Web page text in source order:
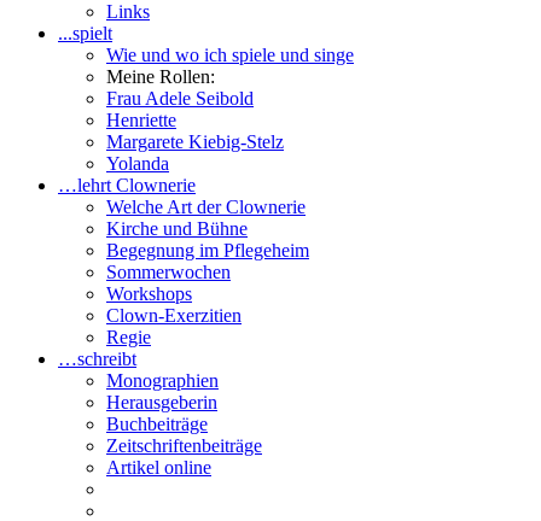
Links
...spielt
Wie und wo ich spiele und singe
Meine Rollen:
Frau Adele Seibold
Henriette
Margarete Kiebig-Stelz
Yolanda
…lehrt Clownerie
Welche Art der Clownerie
Kirche und Bühne
Begegnung im Pflegeheim
Sommerwochen
Workshops
Clown-Exerzitien
Regie
…schreibt
Monographien
Herausgeberin
Buchbeiträge
Zeitschriftenbeiträge
Artikel online